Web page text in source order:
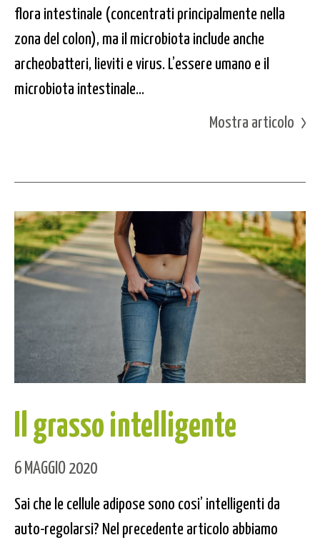
flora intestinale (concentrati principalmente nella
zona del colon), ma il microbiota include anche
archeobatteri, lieviti e virus. L’essere umano e il
microbiota intestinale...
Mostra articolo
Il grasso intelligente
6 MAGGIO 2020
Sai che le cellule adipose sono cosi’ intelligenti da
auto-regolarsi? Nel precedente articolo abbiamo